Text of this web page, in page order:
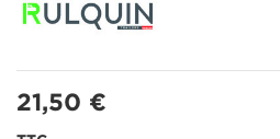
21,50 €